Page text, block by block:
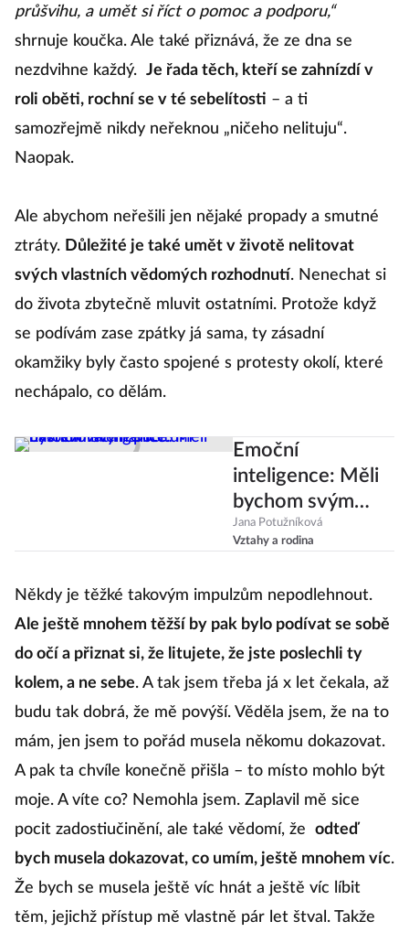
průšvihu, a umět si říct o pomoc a podporu,“
shrnuje koučka. Ale také přiznává, že ze dna se
nezdvihne každý. Je řada těch, kteří se zahnízdí v
roli oběti, rochní se v té sebelítosti – a ti
samozřejmě nikdy neřeknou „ničeho nelituju“.
Naopak.
Ale abychom neřešili jen nějaké propady a smutné
ztráty. Důležité je také umět v životě nelitovat
svých vlastních vědomých rozhodnutí. Nenechat si
do života zbytečně mluvit ostatními. Protože když
se podívám zase zpátky já sama, ty zásadní
okamžiky byly často spojené s protesty okolí, které
nechápalo, co dělám.
Emoční
inteligence: Měli
bychom svým
pocitům
nastavovat
Jana Potužníková
Vztahy a rodina
Někdy je těžké takovým impulzům nepodlehnout.
Ale ještě mnohem těžší by pak bylo podívat se sobě
do očí a přiznat si, že litujete, že jste poslechli ty
kolem, a ne sebe. A tak jsem třeba já x let čekala, až
budu tak dobrá, že mě povýší. Věděla jsem, že na to
mám, jen jsem to pořád musela někomu dokazovat.
A pak ta chvíle konečně přišla – to místo mohlo být
moje. A víte co? Nemohla jsem. Zaplavil mě sice
pocit zadostiučinění, ale také vědomí, že
odteď
bych musela dokazovat, co umím, ještě mnohem víc.
Že bych se musela ještě víc hnát a ještě víc líbit
těm, jejichž přístup mě vlastně pár let štval. Takže